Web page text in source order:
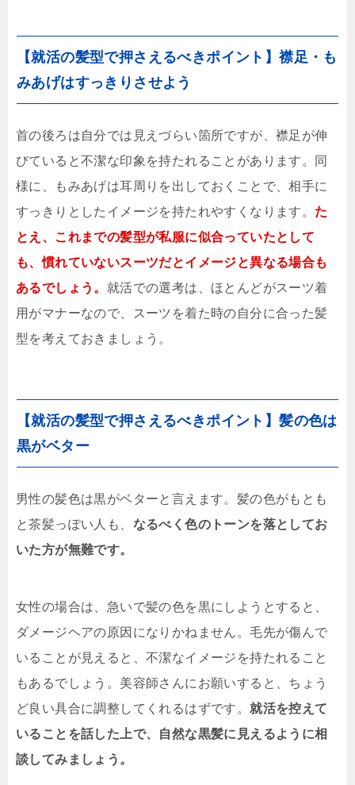
【就活の髪型で押さえるべきポイント】襟足・も
みあげはすっきりさせよう
首の後ろは自分では見えづらい箇所ですが、襟足が伸
びていると不潔な印象を持たれることがあります。同
様に、もみあげは耳周りを出しておくことで、相手に
すっきりとしたイメージを持たれやすくなります。 た
とえ、これまでの髪型が私服に似合っていたとして
も、慣れていないスーツだとイメージと異なる場合も
あるでしょう。 就活での選考は、ほとんどがスーツ着
用がマナーなので、スーツを着た時の自分に合った髪
型を考えておきましょう。
【就活の髪型で押さえるべきポイント】髪の色は
黒がベター
男性の髪色は黒がベターと言えます。髪の色がもとも
と茶髪っぽい人も、 なるべく色のトーンを落としてお
いた方が無難です。
女性の場合は、急いで髪の色を黒にしようとすると、
ダメージヘアの原因になりかねません。毛先が傷んで
いることが見えると、不潔なイメージを持たれること
もあるでしょう。 美容師さんにお願いすると、ちょう
ど良い具合に調整してくれるはずです。就活を控えて
いることを話した上で、自然な黒髪に見えるように相
談してみましょう。